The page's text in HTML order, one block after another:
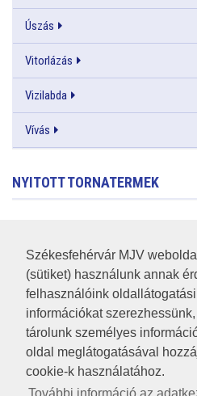
Székesfehérvár MJV
(sütiket) használunk annak
felhasználóink
információkat
tárolunk személyes
oldal meglátogatásával
cookie-k használatához.
Úszás
Vitorlázás
Vizilabda
Vívás
NYITOTT TORNATERMEK
RSS
A HONLAP 2017.03.31-I ÁLLAPOTA
JOGI NYILATKOZAT
IMPRESSZUM